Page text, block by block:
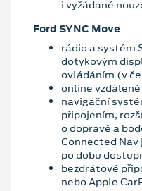
i vyžádané
Ford SYNC Move
rádio a systém
dotykovým
ovládáním (v
online
navigační
připojením,
o dopravě a
Connected
po dobu
bezdrátové
nebo Apple